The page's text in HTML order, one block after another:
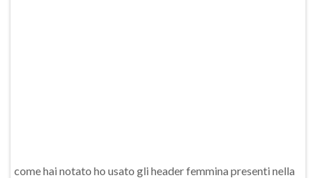
come hai notato ho usato gli header femmina presenti nella